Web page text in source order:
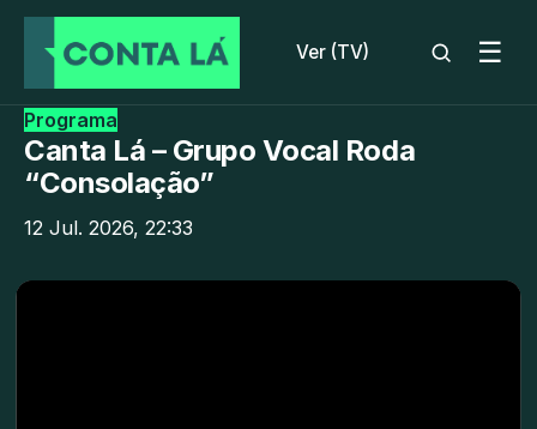
Ver (TV) ☰
Programa
Canta Lá – Grupo Vocal Roda
“Consolação”
12 Jul. 2026, 22:33